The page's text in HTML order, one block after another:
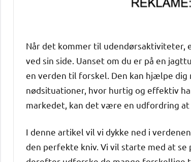
Når det kommer til udendørsaktiviteter,
ved sin side. Uanset om du er på en
en verden til forskel. Den kan hjælpe
nødsituationer, hvor hurtig og effektiv
markedet, kan det være en udfordring
I denne artikel vil vi dykke ned i
den perfekte kniv. Vi vil starte med at